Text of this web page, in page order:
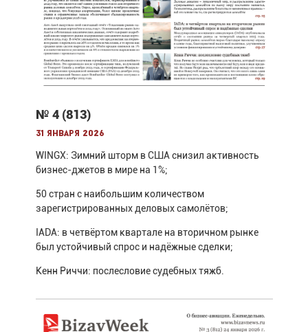
№ 4 (813)
31 января 2026
WINGX: Зимний шторм в США снизил активность
бизнес-джетов в мире на 1%;
50 стран с наибольшим количеством
зарегистрированных деловых самолётов;
IADA: в четвёртом квартале на вторичном рынке
был устойчивый спрос и надёжные сделки;
Кенн Риччи: послесловие судебных тяжб.